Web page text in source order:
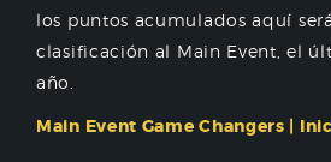
los puntos acumulados aquí
clasificación al Main Event, el
año.
Main Event Game Changers |